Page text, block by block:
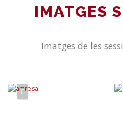
IMATGES
Imatges de les